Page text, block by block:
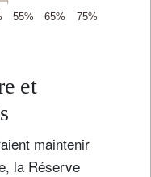
et
maintenir
la Réserve